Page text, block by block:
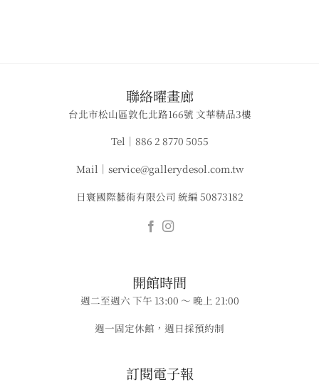
​聯絡曜畫廊
台北市松山區敦化北路166號 文華精品3樓
Tel｜886 2 8770 5055
Mail｜service@gallerydesol.com.tw
日寰國際藝術有限公司 統編 50873182
​​開館時間
週二至週六 下午 13:00 ～ 晚上 21:00
週一固定休館，週日採預約制
​​​訂閱電子報